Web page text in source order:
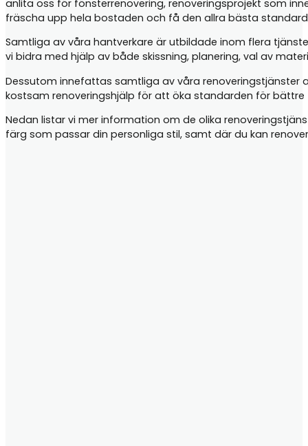
anlita oss för fönsterrenovering, renoveringsprojekt som
fräscha upp hela bostaden och få den allra bästa
Samtliga av våra hantverkare är utbildade inom flera
vi bidra med hjälp av både skissning, planering, val av
Dessutom innefattas samtliga av våra renoveringstjänster
kostsam renoveringshjälp för att öka standarden för bättre
Nedan listar vi mer information om de olika
färg som passar din personliga stil, samt där du kan